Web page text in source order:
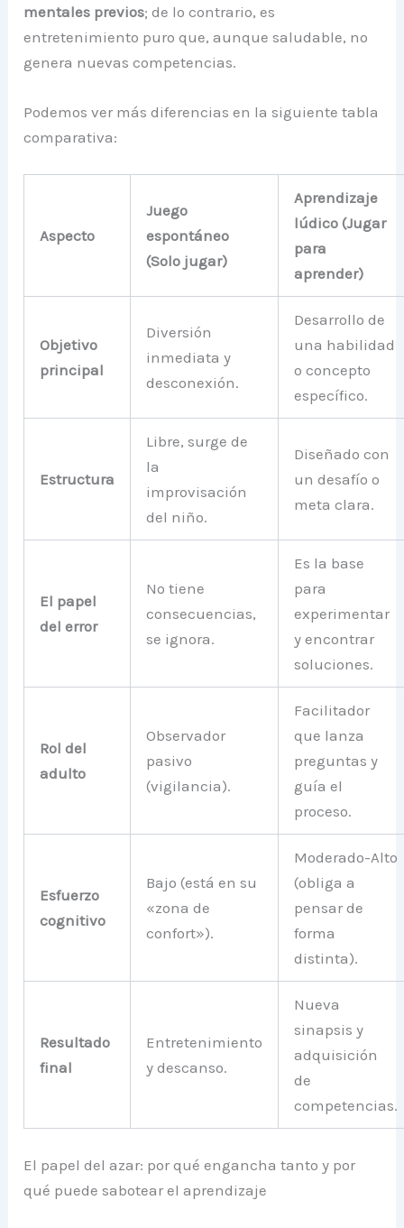
mentales previos; de lo contrario, es
entretenimiento puro que, aunque saludable, no
genera nuevas competencias.
Podemos ver más diferencias en la siguiente tabla
comparativa:
Aspecto
Juego
espontáneo
(Solo jugar)
Aprendizaje
lúdico (Jugar
para
aprender)
Objetivo
principal
Diversión
inmediata y
desconexión.
Desarrollo de
una habilidad
o concepto
específico.
Estructura
Libre, surge de
la
improvisación
del niño.
Diseñado con
un desafío o
meta clara.
El papel
del error
No tiene
consecuencias,
se ignora.
Es la base
para
experimentar
y encontrar
soluciones.
Rol del
adulto
Observador
pasivo
(vigilancia).
Facilitador
que lanza
preguntas y
guía el
proceso.
Esfuerzo
cognitivo
Bajo (está en su
«zona de
confort»).
Moderado-Alto
(obliga a
pensar de
forma
distinta).
Resultado
final
Entretenimiento
y descanso.
Nueva
sinapsis y
adquisición
de
competencias.
El papel del azar: por qué engancha tanto y por
qué puede sabotear el aprendizaje